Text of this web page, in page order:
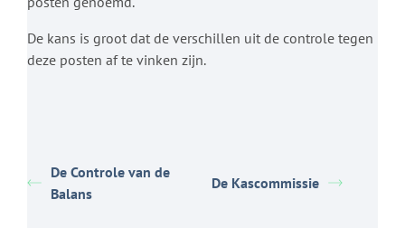
De kans is groot dat de verschillen uit de controle tegen
deze posten af te vinken zijn.
De Controle van de
Balans
De Kascommissie